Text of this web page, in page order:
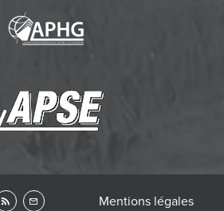
Mentions légales